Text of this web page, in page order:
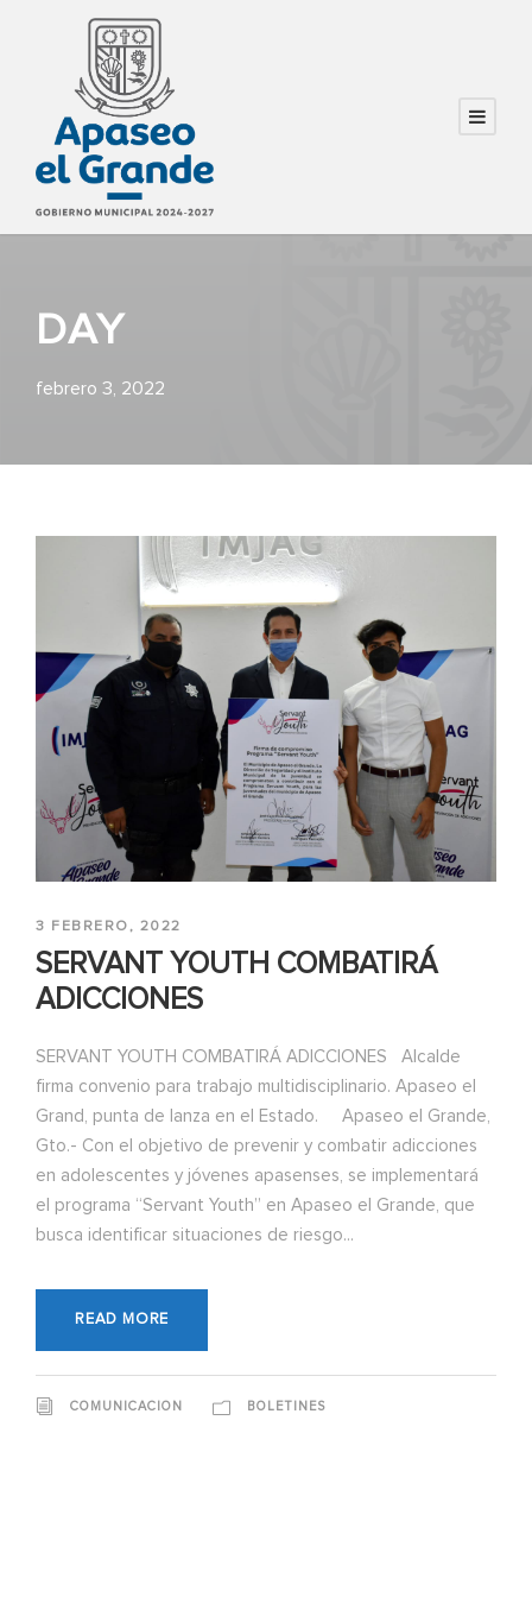
DAY
febrero 3, 2022
3 FEBRERO, 2022
SERVANT YOUTH COMBATIRÁ
ADICCIONES
SERVANT YOUTH COMBATIRÁ ADICCIONES Alcalde
firma convenio para trabajo multidisciplinario. Apaseo el
Grand, punta de lanza en el Estado. Apaseo el Grande,
Gto.- Con el objetivo de prevenir y combatir adicciones
en adolescentes y jóvenes apasenses, se implementará
el programa “Servant Youth” en Apaseo el Grande, que
busca identificar situaciones de riesgo...
READ MORE
COMUNICACION BOLETINES